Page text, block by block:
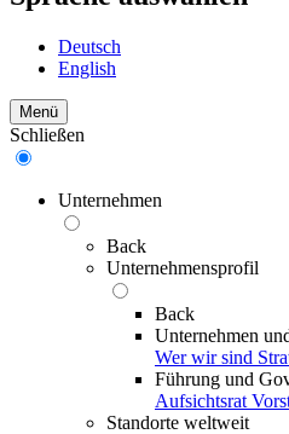
Deutsch
English
Menü
Schließen
Unternehmen
Back
Unternehmensprofil
Back
Unternehmen
Wer wir sind
Führung und
Aufsichtsrat
Standorte weltweit